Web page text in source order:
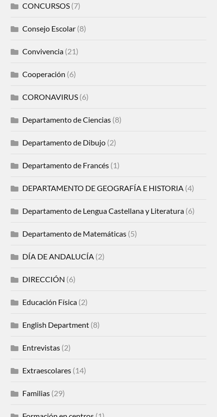
CONCURSOS (7)
Consejo Escolar (8)
Convivencia (21)
Cooperación (6)
CORONAVIRUS (6)
Departamento de Ciencias (8)
Departamento de Dibujo (2)
Departamento de Francés (1)
DEPARTAMENTO DE GEOGRAFÍA E HISTORIA (4)
Departamento de Lengua Castellana y Literatura (6)
Departamento de Matemáticas (5)
DÍA DE ANDALUCÍA (2)
DIRECCIÓN (6)
Educación Física (2)
English Department (8)
Entrevistas (2)
Extraescolares (14)
Familias (29)